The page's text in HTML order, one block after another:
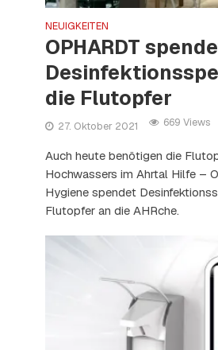
NEUIGKEITEN
OPHARDT
die Flutopfer
27. Oktober 2021 669 Views
Auch heute benötigen die
Hochwassers im Ahrtal Hilfe –
Hygiene spendet
Flutopfer an die AHRche.